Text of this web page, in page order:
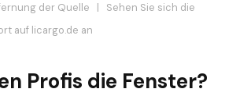
der Quelle | Sehen Sie sich die
auf licargo.de an
Profis die Fenster?